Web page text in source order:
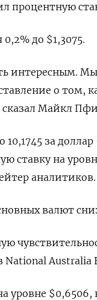
процентную
до $1,3075.
интересным.
о том,
Майкл
за
ставку на
аналитиков.
валют
National Australia
уровне